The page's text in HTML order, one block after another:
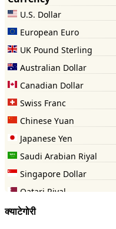
क्याटेगोरी